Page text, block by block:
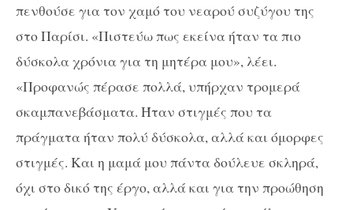
πενθούσε για τον χαμό του νεαρού συζύγου της
στο Παρίσι. «Πιστεύω πως εκείνα ήταν τα πιο
δύσκολα χρόνια για τη μητέρα μου», λέει.
«Προφανώς πέρασε πολλά, υπήρχαν τρομερά
σκαμπανεβάσματα. Ήταν στιγμές που τα
πράγματα ήταν πολύ δύσκολα, αλλά και όμορφες
στιγμές. Και η μαμά μου πάντα δούλευε σκληρά,
όχι στο δικό της έργο, αλλά και για την προώθηση